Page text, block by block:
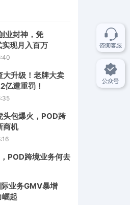
业封神，凭
现月入百万
大升级！老牌大卖
亿遭重罚！
头包爆火，POD跨
商机
POD跨境业务何去
业务GMV暴增
起